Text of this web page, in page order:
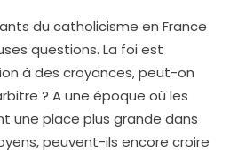
du catholicisme en France
questions. La foi est
à des croyances, peut-on
? A une époque où les
une place plus grande dans
peuvent-ils encore croire